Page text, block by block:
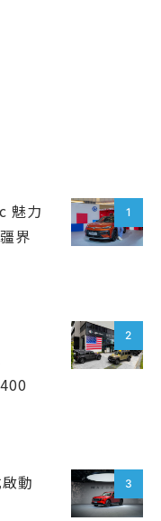
1
魅力
界
2
3
動